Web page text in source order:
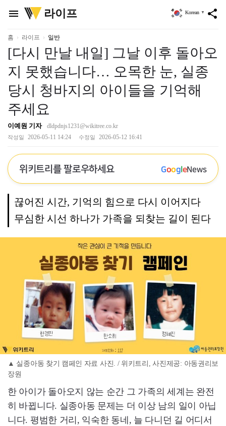
menu
위
키
리
라이프 share
Korean ▼
홈 라이프 일반
[다시 만날 내일] 그날 이후 돌아오
지 못했습니다… 오목한 눈, 실종
당시 청바지의 아이들을 기억해
주세요
이예원 기자 dldpdnjs1231@wikitree.co.kr
작성일 2026-05-11 14:24 수정일 2026-05-12 16:41
위키트리를 팔로우하세요 GoogleNews
끊어진 시간, 기억의 힘으로 다시 이어지다
무심한 시선 하나가 가족을 되찾는 길이 된다
▲ 실종아동 찾기 캠페인 자료 사진. / 위키트리, 사진제공: 아동권리보
장원
한 아이가 돌아오지 않는 순간 그 가족의 세계는 완전
히 바뀝니다. 실종아동 문제는 더 이상 남의 일이 아닙
니다. 평범한 거리, 익숙한 동네, 늘 다니던 길 어디서